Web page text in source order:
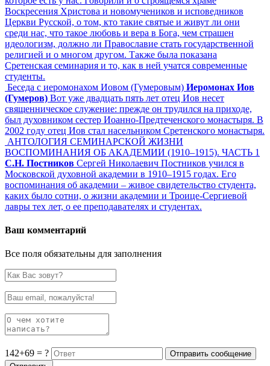
Воскресения Христова и новомучеников и исповедников
Церкви Русской, о том, кто такие святые и живут ли они
среди нас, что такое любовь и вера в Бога, чем страшен
идеологизм, должно ли Православие стать государственной
религией и о многом другом. Также была показана
Сретенская семинария и то, как в ней учатся современные
студенты.
Беседа с иеромонахом Иовом (Гумеровым) Иеромонах Иов
(Гумеров) Вот уже двадцать пять лет отец Иов несет
священническое служение: прежде он трудился на приходе,
был духовником сестер Иоанно-Предтеченского монастыря. В
2002 году отец Иов стал насельником Сретенского монастыря.
АНТОЛОГИЯ СЕМИНАРСКОЙ ЖИЗНИ
ВОСПОМИНАНИЯ ОБ АКАДЕМИИ (1910–1915). ЧАСТЬ 1
С.Н. Постников Сергей Николаевич Постников учился в
Московской духовной академии в 1910–1915 годах. Его
воспоминания об академии – живое свидетельство студента,
каких было сотни, о жизни академии и Троице-Сергиевой
лавры тех лет, о ее преподавателях и студентах.
Ваш комментарий
Все поля обязательны для заполнения
142+69 = ?